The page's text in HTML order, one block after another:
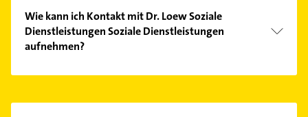
Wie kann ich Kontakt mit Dr. Loew Soziale
Dienstleistungen Soziale Dienstleistungen
aufnehmen?